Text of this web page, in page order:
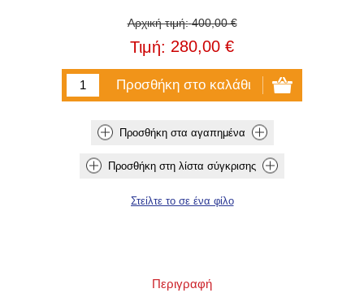
Αρχική τιμή: 400,00 €
Τιμή: 280,00 €
Περιγραφή